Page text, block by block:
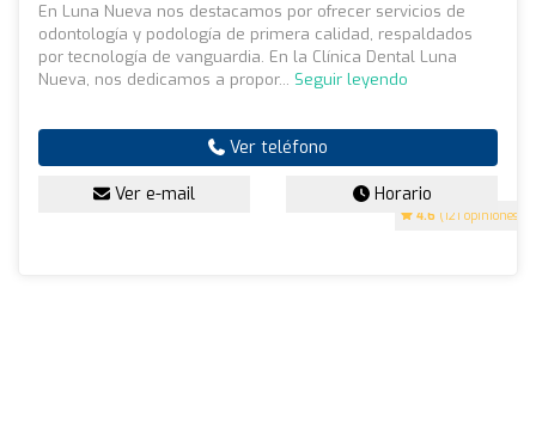
4.6 (121 opiniones)
En Luna Nueva nos destacamos por ofrecer servicios de
odontología y podología de primera calidad, respaldados
por tecnología de vanguardia. En la Clínica Dental Luna
Nueva, nos dedicamos a propor... Seguir leyendo
Ver teléfono
Ver e-mail Horario